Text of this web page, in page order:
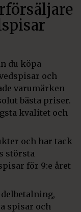
du köpa
och
varumärken
bästa priser.
kvalitet och
och har tack
största
för 9:e året
spisar och